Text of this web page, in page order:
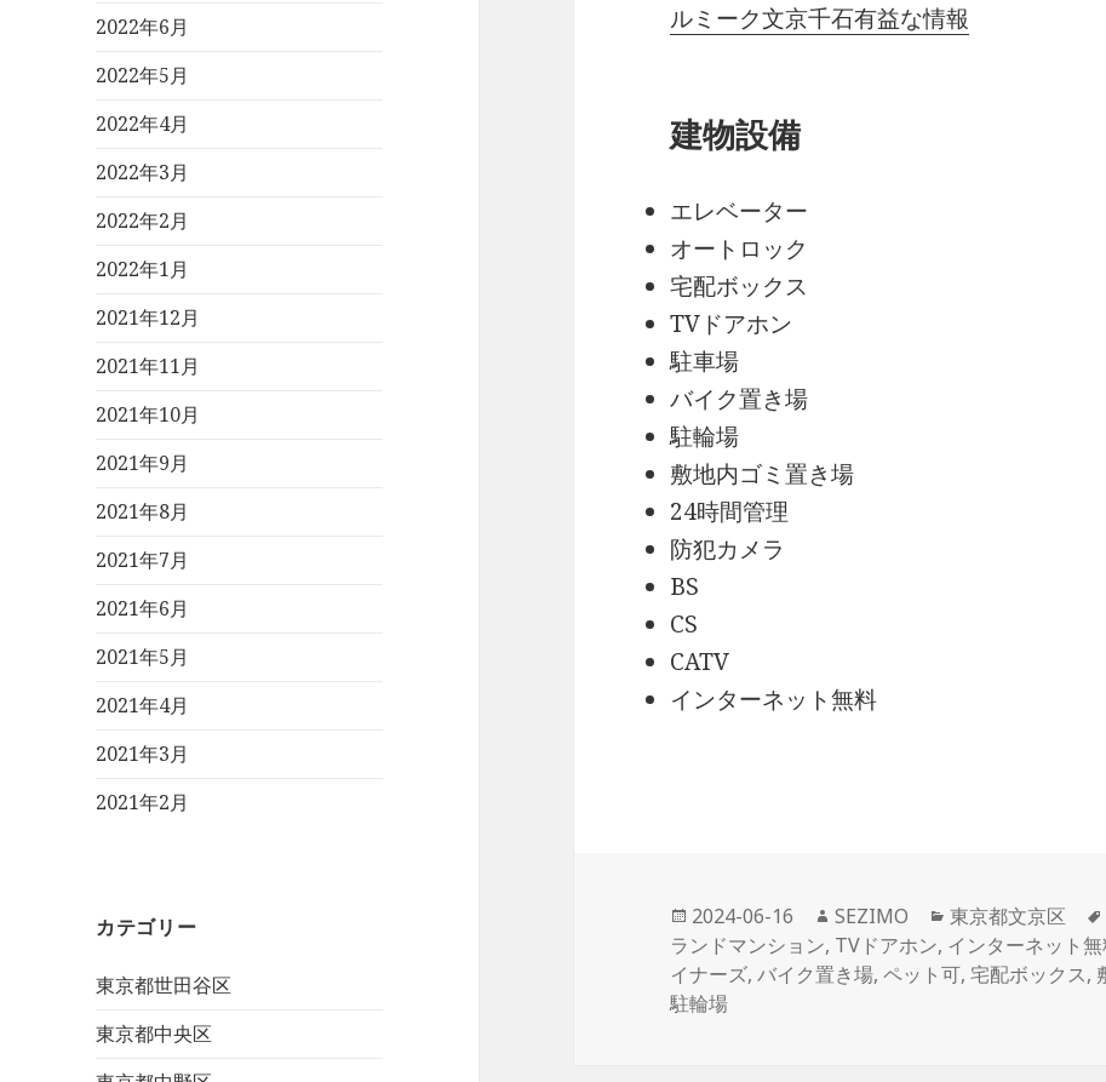
2022年6月
2022年5月
2022年4月
2022年3月
2022年2月
2022年1月
2021年12月
2021年11月
2021年10月
2021年9月
2021年8月
2021年7月
2021年6月
2021年5月
2021年4月
2021年3月
2021年2月
カテゴリー
東京都世田谷区
東京都中央区
ルミーク文京千石有益な情報
建物設備
エレベーター
オートロック
宅配ボックス
TVドアホン
駐車場
バイク置き場
駐輪場
敷地内ゴミ置き場
24時間管理
防犯カメラ
BS
CS
CATV
インターネット無料
投
稿
日:
2024-06-16
作
成
者
SEZIMO
カ
テ
ゴ
東京都文京区
ランドマンション, TVドアホン, インターネット
イナーズ,バイク置き場,ペット可,宅配ボックス,
駐輪場